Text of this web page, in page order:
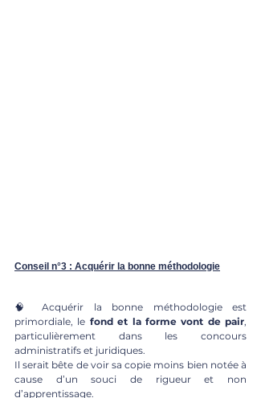
Conseil n°3 : Acquérir la bonne méthodologie
🧠 Acquérir la bonne méthodologie est
primordiale, le fond et la forme vont de pair,
particulièrement dans les concours
administratifs et juridiques.
Il serait bête de voir sa copie moins bien notée à
cause d’un souci de rigueur et non
d’apprentissage.